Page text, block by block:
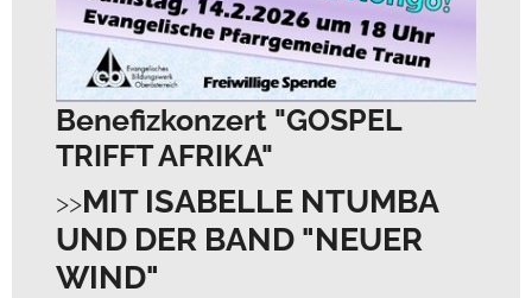
Benefizkonzert "GOSPEL
TRIFFT AFRIKA"
MIT ISABELLE NTUMBA
UND DER BAND "NEUER
WIND"